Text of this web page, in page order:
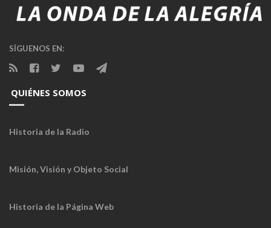
SÍGUENOS EN:
QUIÉNES SOMOS
Historia de la Radio
Misión, Visión y Objeto Social
Historia de la Página Web